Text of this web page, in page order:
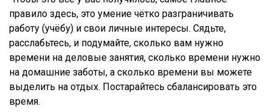
правило здесь, это умение чётко разграничивать
работу (учёбу) и свои личные интересы. Сядьте,
расслабьтесь, и подумайте, сколько вам нужно
времени на деловые занятия, сколько времени нужно
на домашние заботы, а сколько времени вы можете
выделить на отдых. Постарайтесь сбалансировать это
время.